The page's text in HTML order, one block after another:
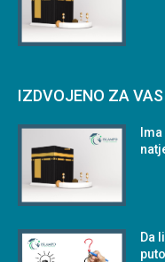
IZDVOJENO ZA VAS
Da